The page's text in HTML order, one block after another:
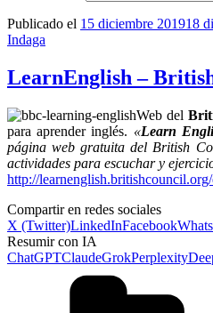
Publicado el 15 diciembre 201918
Indaga
LearnEnglish –
Web del
para aprender inglés. «Learn
página web gratuita del British
actividades para escuchar y
http://
Compartir en redes sociales
X (Twitter)LinkedInFacebook
Resumir con IA
ChatGPTClaudeGrokPerplexity